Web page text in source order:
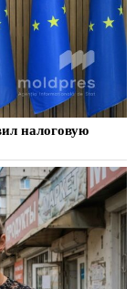
налоговую